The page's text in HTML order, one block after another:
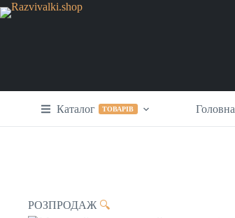
Перейти
до
Каталог ТОВАРІВ Головна
РОЗПРОДАЖ 🔍